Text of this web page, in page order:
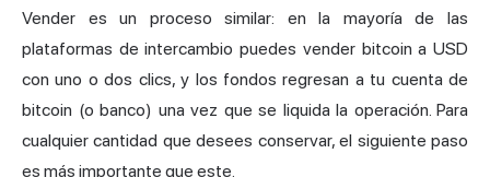
Vender es un proceso similar: en la mayoría de las
plataformas de intercambio puedes vender bitcoin a USD
con uno o dos clics, y los fondos regresan a tu cuenta de
bitcoin (o banco) una vez que se liquida la operación. Para
cualquier cantidad que desees conservar, el siguiente paso
es más importante que este.